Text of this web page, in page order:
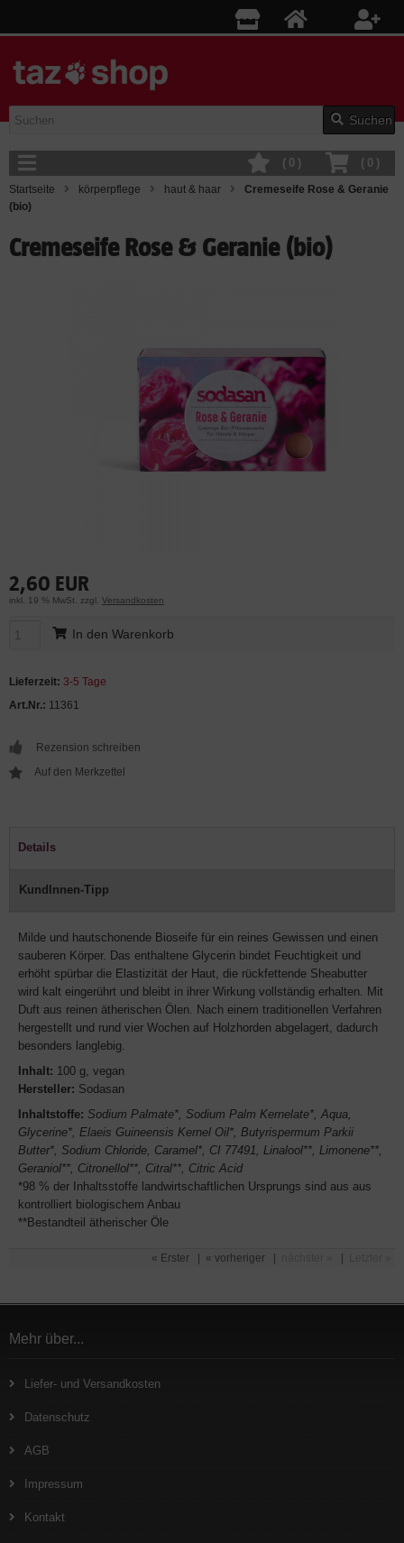
Suchen
( 0 )
( 0 )
Startseite körperpflege haut & haar
Cremeseife Rose & Geranie
(bio)
Cremeseife Rose & Geranie (bio)
2,60 EUR
inkl. 19 % MwSt. zzgl. Versandkosten
In den Warenkorb
Lieferzeit: 3-5 Tage
Art.Nr.: 11361
Rezension schreiben
Details
KundInnen-Tipp
Milde und hautschonende Bioseife für ein reines Gewissen und einen
sauberen Körper. Das enthaltene Glycerin bindet Feuchtigkeit und
erhöht spürbar die Elastizität der Haut, die rückfettende Sheabutter
wird kalt eingerührt und bleibt in ihrer Wirkung vollständig erhalten. Mit
Duft aus reinen ätherischen Ölen. Nach einem traditionellen Verfahren
hergestellt und rund vier Wochen auf Holzhorden abgelagert, dadurch
besonders langlebig.
Inhalt: 100 g, vegan
Hersteller: Sodasan
Inhaltstoffe: Sodium Palmate*, Sodium Palm Kernelate*, Aqua,
Glycerine*, Elaeis Guineensis Kernel Oil*, Butyrispermum Parkii
Butter*, Sodium Chloride, Caramel*, CI 77491, Linalool**, Limonene**,
Geraniol**, Citronellol**, Citral**, Citric Acid
*98 % der Inhaltsstoffe landwirtschaftlichen Ursprungs sind aus aus
kontrolliert biologischem Anbau
**Bestandteil ätherischer Öle
« Erster « vorheriger
Mehr über...
Liefer- und Versandkosten
Datenschutz
AGB
Impressum
Kontakt